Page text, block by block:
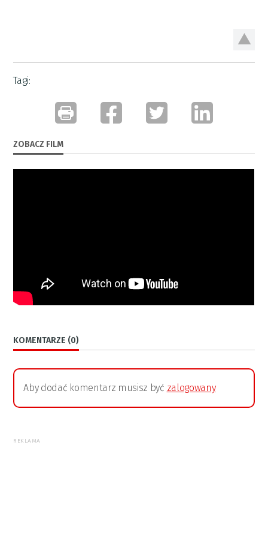
Tagi:
ZOBACZ FILM
KOMENTARZE (0)
Aby dodać komentarz musisz być zalogowany
REKLAMA